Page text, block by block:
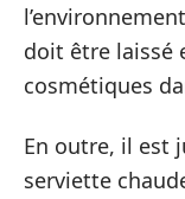
doit être laissé
cosmétiques
En outre, il est
serviette